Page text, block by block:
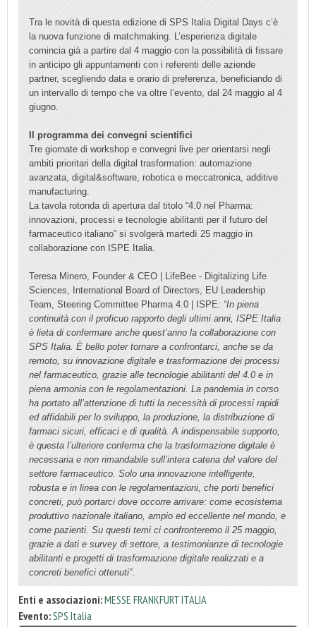
Tra le novità di questa edizione di SPS Italia Digital Days c’è
la nuova funzione di matchmaking. L’esperienza digitale
comincia già a partire dal 4 maggio con la possibilità di fissare
in anticipo gli appuntamenti con i referenti delle aziende
partner, scegliendo data e orario di preferenza, beneficiando di
un intervallo di tempo che va oltre l’evento, dal 24 maggio al 4
giugno.
Il programma dei convegni scientifici
Tre giornate di workshop e convegni live per orientarsi negli
ambiti prioritari della digital trasformation: automazione
avanzata, digital&software, robotica e meccatronica, additive
manufacturing.
La tavola rotonda di apertura dal titolo “4.0 nel Pharma:
innovazioni, processi e tecnologie abilitanti per il futuro del
farmaceutico italiano” si svolgerà martedì 25 maggio in
collaborazione con ISPE Italia.
Teresa Minero, Founder & CEO | LifeBee - Digitalizing Life
Sciences, International Board of Directors, EU Leadership
Team, Steering Committee Pharma 4.0 | ISPE: “In piena
continuità con il proficuo rapporto degli ultimi anni, ISPE Italia
è lieta di confermare anche quest’anno la collaborazione con
SPS Italia. È bello poter tornare a confrontarci, anche se da
remoto, su innovazione digitale e trasformazione dei processi
nel farmaceutico, grazie alle tecnologie abilitanti del 4.0 e in
piena armonia con le regolamentazioni. La pandemia in corso
ha portato all’attenzione di tutti la necessità di processi rapidi
ed affidabili per lo sviluppo, la produzione, la distribuzione di
farmaci sicuri, efficaci e di qualità. A indispensabile supporto,
è questa l’ulteriore conferma che la trasformazione digitale è
necessaria e non rimandabile sull’intera catena del valore del
settore farmaceutico. Solo una innovazione intelligente,
robusta e in linea con le regolamentazioni, che porti benefici
concreti, può portarci dove occorre arrivare: come ecosistema
produttivo nazionale italiano, ampio ed eccellente nel mondo, e
come pazienti. Su questi temi ci confronteremo il 25 maggio,
grazie a dati e survey di settore, a testimonianze di tecnologie
abilitanti e progetti di trasformazione digitale realizzati e a
concreti benefici ottenuti”.
Enti e associazioni:MESSE FRANKFURT ITALIA
Evento:SPS Italia